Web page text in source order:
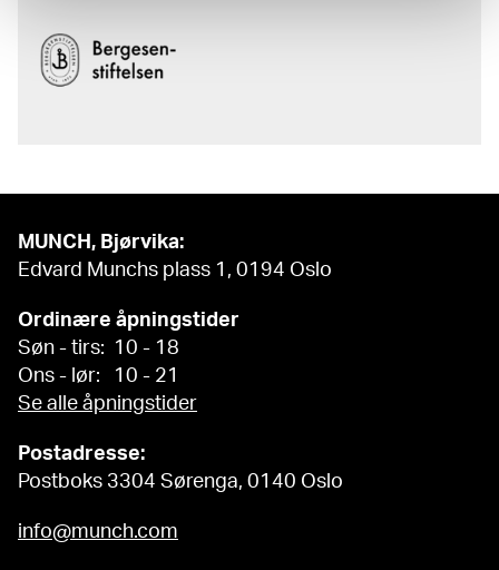
MUNCH, Bjørvika:
Edvard Munchs plass 1, 0194 Oslo
Ordinære åpningstider
Søn - tirs: 10 - 18
Ons - lør: 10 - 21
Se alle åpningstider
Postadresse:
Postboks 3304 Sørenga, 0140 Oslo
info@munch.com